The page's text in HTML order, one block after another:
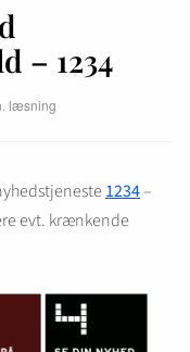
– 1234
læsning
1234–
evt. krænkende